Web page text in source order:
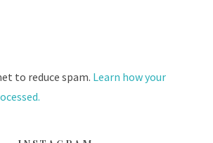
to reduce spam. Learn how your